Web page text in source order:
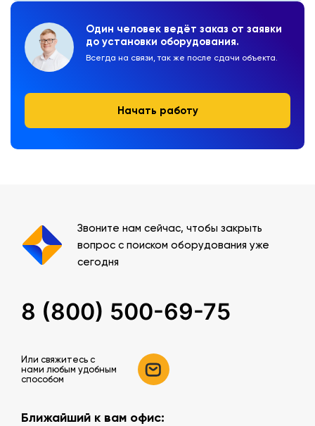
Один человек ведёт заказ от заявки
до установки оборудования.
Всегда на связи, так же после сдачи объекта.
Начать работу
Звоните нам сейчас, чтобы закрыть
вопрос с поиском оборудования уже
сегодня
8 (800) 500-69-75
Или свяжитесь c
нами любым удобным
способом
Ближайший к вам офис: